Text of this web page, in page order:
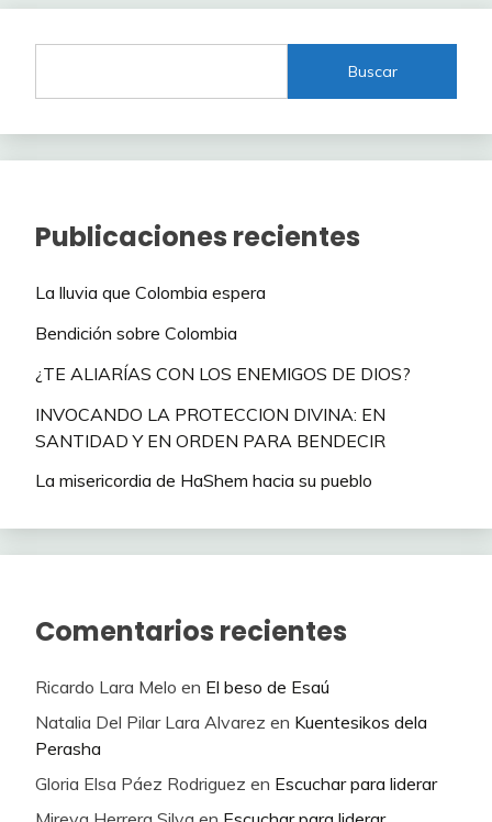
Buscar
Publicaciones recientes
La lluvia que Colombia espera
Bendición sobre Colombia
¿TE ALIARÍAS CON LOS ENEMIGOS DE DIOS?
INVOCANDO LA PROTECCION DIVINA: EN
SANTIDAD Y EN ORDEN PARA BENDECIR
La misericordia de HaShem hacia su pueblo
Comentarios recientes
Ricardo Lara Melo en El beso de Esaú
Natalia Del Pilar Lara Alvarez en Kuentesikos dela
Perasha
Gloria Elsa Páez Rodriguez en Escuchar para liderar